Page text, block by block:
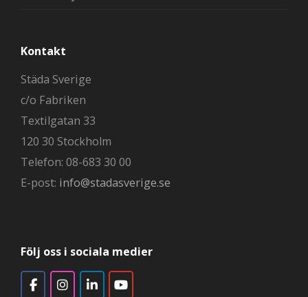
Kontakt
Städa Sverige
c/o Fabriken
Textilgatan 33
120 30 Stockholm
Telefon: 08-683 30 00
E-post: info@stadasverige.se
Följ oss i sociala medier